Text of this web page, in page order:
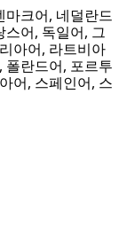
마크어, 네덜란드
스어, 독일어, 그
아어, 라트비아
폴란드어, 포르투
어, 스페인어, 스